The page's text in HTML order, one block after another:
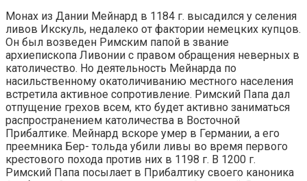
Монах из Дании Мейнард в 1184 г. высадился у селения
ливов Икскуль, недалеко от фактории немецких купцов.
Он был возведен Римским папой в звание
архиепископа Ливонии с правом обращения неверных в
католичество. Но деятельность Мейнарда по
насильственному окатоличиванию местного населения
встретила активное сопротивление. Римский Папа дал
отпущение грехов всем, кто будет активно заниматься
распространением католичества в Восточной
Прибалтике. Мейнард вскоре умер в Германии, а его
преемника Бер- тольда убили ливы во время первого
крестового похода против них в 1198 г. В 1200 г.
Римский Папа посылает в Прибалтику своего каноника